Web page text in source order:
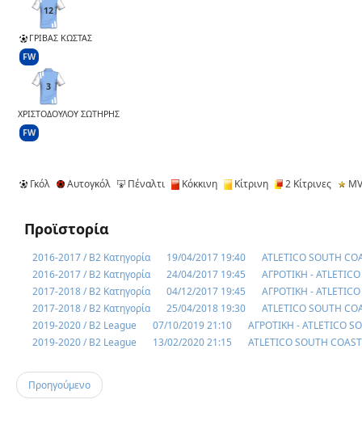
12
ΓΡΙΒΑΣ ΚΩΣΤΑΣ
FW
3
ΧΡΙΣΤΟΔΟΥΛΟΥ ΣΩΤΗΡΗΣ
FW
Γκόλ Αυτογκόλ Πέναλτι Κόκκινη Κίτρινη 2 Κίτρινες
Προϊστορία
2016-2017 / Β2 Κατηγορία 19/04/2017 19:40
ATLETICO SOUTH
2016-2017 / Β2 Κατηγορία
24/04/2017 19:45
ΑΓΡΟΤΙΚΗ -
2017-2018 / Β2 Κατηγορία
04/12/2017 19:45
ΑΓΡΟΤΙΚΗ -
2017-2018 / Β2 Κατηγορία
25/04/2018 19:30
ATLETICO SOUTH
2019-2020 / B2 League
07/10/2019 21:10
ΑΓΡΟΤΙΚΗ - ATLETICO
2019-2020 / B2 League
13/02/2020 21:15 ATLETICO SOUTH
Προηγούμενο